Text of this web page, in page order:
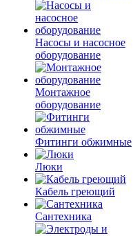
Насосы и насосное
оборудование
Монтажное
оборудование
Фитинги обжимные
Люки
Кабель греющий
Сантехника